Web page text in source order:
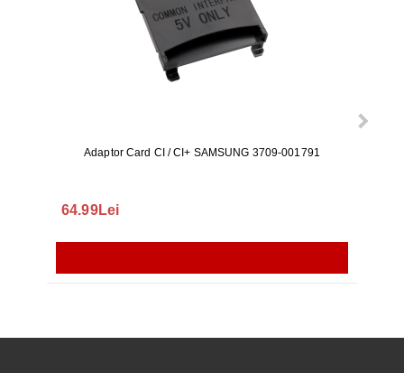
Adaptor Card CI / CI+ SAMSUNG 3709-001791
64.99Lei